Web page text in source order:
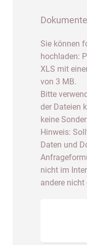
Dokumente
Sie können
hochladen:
XLS mit
von 3 MB.
Bitte
der Dateien
keine
Hinweis:
Daten und
nicht im
andere nicht